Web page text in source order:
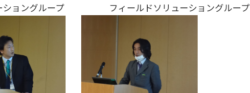
ショングループ フィールドソリューショングループ